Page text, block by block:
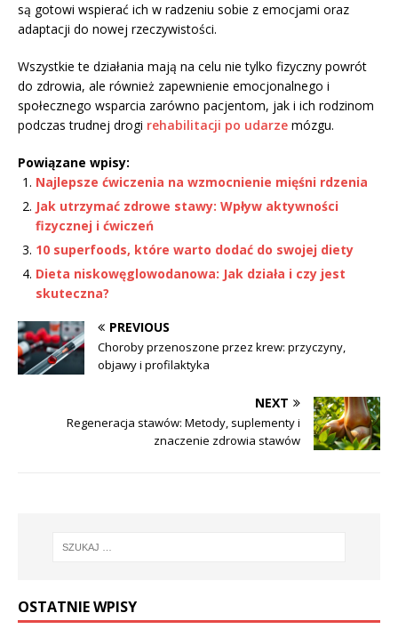
są gotowi wspierać ich w radzeniu sobie z emocjami oraz
adaptacji do nowej rzeczywistości.
Wszystkie te działania mają na celu nie tylko fizyczny powrót
do zdrowia, ale również zapewnienie emocjonalnego i
społecznego wsparcia zarówno pacjentom, jak i ich rodzinom
podczas trudnej drogi rehabilitacji po udarze mózgu.
Powiązane wpisy:
Najlepsze ćwiczenia na wzmocnienie mięśni rdzenia
Jak utrzymać zdrowe stawy: Wpływ aktywności
fizycznej i ćwiczeń
10 superfoods, które warto dodać do swojej diety
Dieta niskowęglowodanowa: Jak działa i czy jest
skuteczna?
PREVIOUS
Choroby przenoszone przez krew: przyczyny,
objawy i profilaktyka
NEXT
Regeneracja stawów: Metody, suplementy i
znaczenie zdrowia stawów
OSTATNIE WPISY